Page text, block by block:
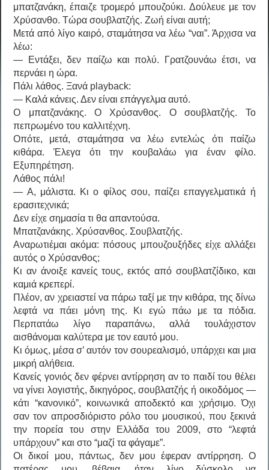
μπατζανάκη, έπαιζε τρομερό μπουζούκι. Δούλευε με τον
Χρύσανθο. Τώρα σουβλατζής. Ζωή είναι αυτή;
Μετά από λίγο καιρό, σταμάτησα να λέω “ναι”. Άρχισα να
λέω:
— Εντάξει, δεν παίζω και πολύ. Γρατζουνάω έτσι, να
περνάει η ώρα.
Πάλι λάθος. Ξανά playback:
— Καλά κάνεις. Δεν είναι επάγγελμα αυτό.
Ο μπατζανάκης. Ο Χρύσανθος. Ο σουβλατζής. Το
πεπρωμένο του καλλιτέχνη.
Οπότε, μετά, σταμάτησα να λέω εντελώς ότι παίζω
κιθάρα. Έλεγα ότι την κουβαλάω για έναν φίλο.
Εξυπηρέτηση.
Λάθος πάλι!
— Α, μάλιστα. Κι ο φίλος σου, παίζει επαγγελματικά ή
ερασιτεχνικά;
Δεν είχε σημασία τι θα απαντούσα.
Μπατζανάκης. Χρύσανθος. Σουβλατζής.
Αναρωτιέμαι ακόμα: πόσους μπουζουξήδες είχε αλλάξει
αυτός ο Χρύσανθος;
Κι αν άνοιξε κανείς τους, εκτός από σουβλατζίδικο, και
καμιά κρεπερί.
Πλέον, αν χρειαστεί να πάρω ταξί με την κιθάρα, της δίνω
λεφτά να πάει μόνη της. Κι εγώ πάω με τα πόδια.
Περπατάω λίγο παραπάνω, αλλά τουλάχιστον
αισθάνομαι καλύτερα με τον εαυτό μου.
Κι όμως, μέσα σ’ αυτόν τον σουρεαλισμό, υπάρχει και μια
μικρή αλήθεια.
Κανείς γονιός δεν φέρνει αντίρρηση αν το παιδί του θέλει
να γίνει λογιστής, δικηγόρος, σουβλατζής ή οικοδόμος —
κάτι “κανονικό”, κοινωνικά αποδεκτό και χρήσιμο. Όχι
σαν τον απροσδιόριστο ρόλο του μουσικού, που ξεκινά
την πορεία του στην Ελλάδα του 2009, στο “λεφτά
υπάρχουν” και στο “μαζί τα φάγαμε”.
Οι δικοί μου, πάντως, δεν μου έφεραν αντίρρηση. Ο